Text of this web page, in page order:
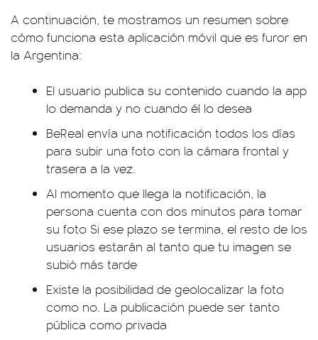
A continuación, te mostramos un resumen sobre
cómo funciona esta aplicación móvil que es furor en
la Argentina:
El usuario publica su contenido cuando la app
lo demanda y no cuando él lo desea
BeReal envía una notificación todos los días
para subir una foto con la cámara frontal y
trasera a la vez.
Al momento que llega la notificación, la
persona cuenta con dos minutos para tomar
su foto Si ese plazo se termina, el resto de los
usuarios estarán al tanto que tu imagen se
subió más tarde
Existe la posibilidad de geolocalizar la foto
como no. La publicación puede ser tanto
pública como privada